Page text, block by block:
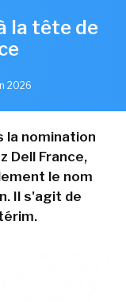
la tête de
2026
la nomination
Dell France,
le nom
Il s'agit de